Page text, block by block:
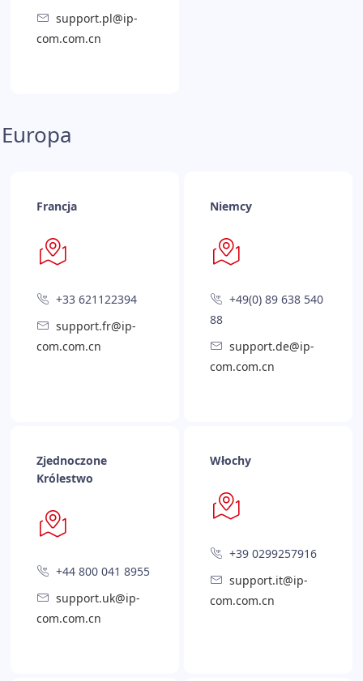
support.pl@ip-
com.com.cn
Europa
Francja
+33 621122394
support.fr@ip-
com.com.cn
Niemcy
+49(0) 89 638 540
88
support.de@ip-
com.com.cn
Zjednoczone
Królestwo
+44 800 041 8955
support.uk@ip-
com.com.cn
Włochy
+39 0299257916
support.it@ip-
com.com.cn